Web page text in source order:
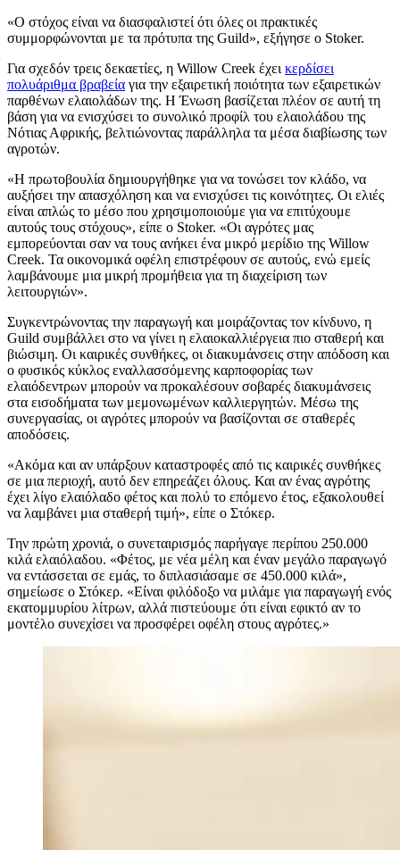
«Ο στόχος είναι να διασφαλιστεί ότι όλες οι πρακτικές
συμμορφώνονται με τα πρότυπα της Guild», εξήγησε ο Stoker.
Για σχεδόν τρεις δεκαετίες, η Willow Creek έχει κερδίσει
πολυάριθμα βραβεία για την εξαιρετική ποιότητα των εξαιρετικών
παρθένων ελαιολάδων της. Η Ένωση βασίζεται πλέον σε αυτή τη
βάση για να ενισχύσει το συνολικό προφίλ του ελαιολάδου της
Νότιας Αφρικής, βελτιώνοντας παράλληλα τα μέσα διαβίωσης των
αγροτών.
«Η πρωτοβουλία δημιουργήθηκε για να τονώσει τον κλάδο, να
αυξήσει την απασχόληση και να ενισχύσει τις κοινότητες. Οι ελιές
είναι απλώς το μέσο που χρησιμοποιούμε για να επιτύχουμε
αυτούς τους στόχους», είπε ο Stoker. «Οι αγρότες μας
εμπορεύονται σαν να τους ανήκει ένα μικρό μερίδιο της Willow
Creek. Τα οικονομικά οφέλη επιστρέφουν σε αυτούς, ενώ εμείς
λαμβάνουμε μια μικρή προμήθεια για τη διαχείριση των
λειτουργιών».
Συγκεντρώνοντας την παραγωγή και μοιράζοντας τον κίνδυνο, η
Guild συμβάλλει στο να γίνει η ελαιοκαλλιέργεια πιο σταθερή και
βιώσιμη. Οι καιρικές συνθήκες, οι διακυμάνσεις στην απόδοση και
ο φυσικός κύκλος εναλλασσόμενης καρποφορίας των
ελαιόδεντρων μπορούν να προκαλέσουν σοβαρές διακυμάνσεις
στα εισοδήματα των μεμονωμένων καλλιεργητών. Μέσω της
συνεργασίας, οι αγρότες μπορούν να βασίζονται σε σταθερές
αποδόσεις.
«Ακόμα και αν υπάρξουν καταστροφές από τις καιρικές συνθήκες
σε μια περιοχή, αυτό δεν επηρεάζει όλους. Και αν ένας αγρότης
έχει λίγο ελαιόλαδο φέτος και πολύ το επόμενο έτος, εξακολουθεί
να λαμβάνει μια σταθερή τιμή», είπε ο Στόκερ.
Την πρώτη χρονιά, ο συνεταιρισμός παρήγαγε περίπου 250.000
κιλά ελαιόλαδου. «Φέτος, με νέα μέλη και έναν μεγάλο παραγωγό
να εντάσσεται σε εμάς, το διπλασιάσαμε σε 450.000 κιλά»,
σημείωσε ο Στόκερ. «Είναι φιλόδοξο να μιλάμε για παραγωγή ενός
εκατομμυρίου λίτρων, αλλά πιστεύουμε ότι είναι εφικτό αν το
μοντέλο συνεχίσει να προσφέρει οφέλη στους αγρότες.»